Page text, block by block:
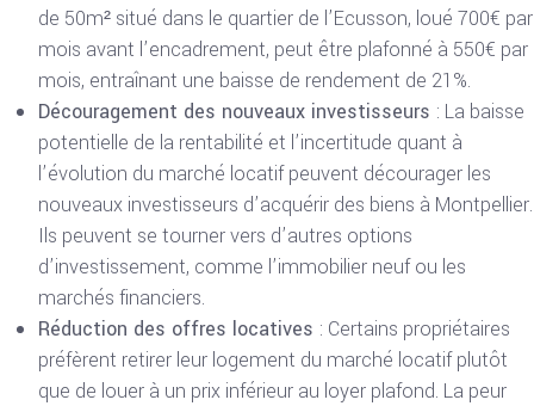
de 50m² situé dans le quartier de l’Ecusson, loué 700€ par
mois avant l’encadrement, peut être plafonné à 550€ par
mois, entraînant une baisse de rendement de 21%.
Découragement des nouveaux investisseurs : La baisse
potentielle de la rentabilité et l’incertitude quant à
l’évolution du marché locatif peuvent décourager les
nouveaux investisseurs d’acquérir des biens à Montpellier.
Ils peuvent se tourner vers d’autres options
d’investissement, comme l’immobilier neuf ou les
marchés financiers.
Réduction des offres locatives : Certains propriétaires
préfèrent retirer leur logement du marché locatif plutôt
que de louer à un prix inférieur au loyer plafond. La peur